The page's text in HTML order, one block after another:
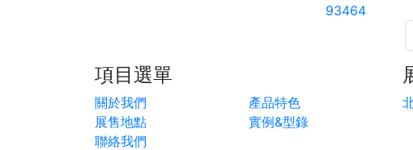
93464
項目選單
關於我們
產品特色
展售地點
實例&型錄
聯絡我們